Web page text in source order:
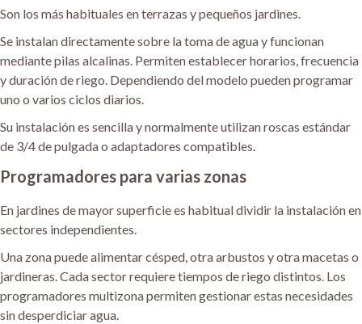
Son los más habituales en terrazas y pequeños jardines.
Se instalan directamente sobre la toma de agua y funcionan
mediante pilas alcalinas. Permiten establecer horarios, frecuencia
y duración de riego. Dependiendo del modelo pueden programar
uno o varios ciclos diarios.
Su instalación es sencilla y normalmente utilizan roscas estándar
de 3/4 de pulgada o adaptadores compatibles.
Programadores para varias zonas
En jardines de mayor superficie es habitual dividir la instalación en
sectores independientes.
Una zona puede alimentar césped, otra arbustos y otra macetas o
jardineras. Cada sector requiere tiempos de riego distintos. Los
programadores multizona permiten gestionar estas necesidades
sin desperdiciar agua.